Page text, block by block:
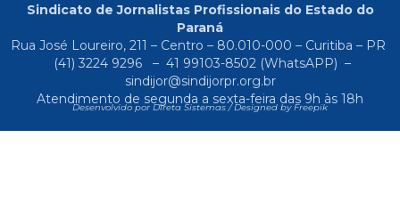
Sindicato de Jornalistas Profissionais do Estado do
Paraná
Rua José Loureiro, 211 – Centro – 80.010-000 – Curitiba – PR
(41) 3224 9296
– 41 99103-8502(WhatsAPP) –
sindijor@sindijorpr.org.br
Atendimento de segunda a sexta-feira das 9h às 18h
Desenvolvido por Direta Sistemas /Designed by Freepik